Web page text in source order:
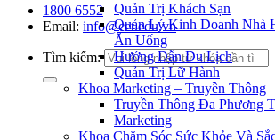
1800 6552
Email: info@cet.edu.vn
Tìm kiếm:
Quản Trị Khách Sạn
Quản Lý Kinh Doanh Nhà
Ăn Uống
Hướng Dẫn Du Lịch
Quản Trị Lữ Hành
Khoa Marketing – Truyền Thông
Truyền Thông Đa Phương
Marketing
Khoa Chăm Sóc Sức Khỏe Và